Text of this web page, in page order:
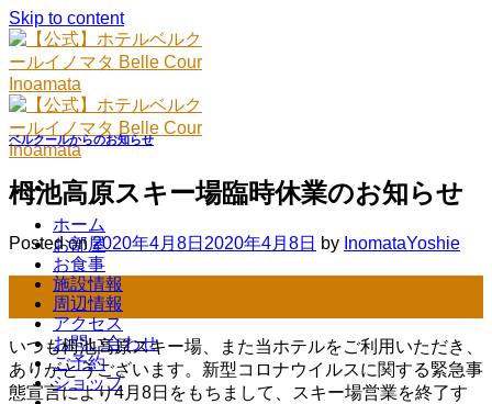
Skip to content
ホーム
お部屋
お食事
施設情報
周辺情報
アクセス
お問い合わせ
ご予約
ショップ
ベルクールからのお知らせ
栂池高原スキー場臨時休業のお知らせ
Posted on2020年4月8日 2020年4月8日 by InomataYoshie
4月
いつも栂池高原スキー場、また当ホテルをご利用いただき、
ありがとうございます。新型コロナウイルスに関する緊急事
態宣言により4月8日をもちまして、スキー場営業を終了す